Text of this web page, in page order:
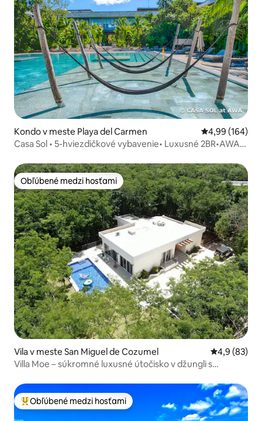
Kondo v meste Playa del Carmen Priemerné
4,99 (164)
Casa Sol • 5-hviezdičkové vybavenie• Luxusné 2BR•AWA
Obľúbené medzi hosťami
Obľúbené medzi hosťami
Vila v meste San Miguel de Cozumel Priemerné
4,9 (83)
Villa Moe – súkromné luxusné útočisko v džungli s
Najobľúbenejšie medzi hosťami
Obľúbené medzi hosťami